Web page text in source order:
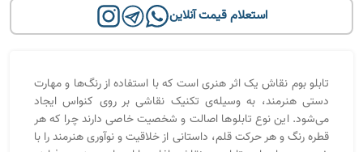
استعلام قیمت آنلاین
تابلو بوم نقاش یک اثر هنری است که با استفاده از رنگ‌ها و مهارت
دستی هنرمند، به وسیله‌ی تکنیک نقاشی بر روی کنواس ایجاد
می‌شود. این نوع تابلوها اصالت و شخصیت خاصی دارند چرا که هر
قطره رنگ و هر حرکت قلم، داستانی از خلاقیت و نوآوری هنرمند را با